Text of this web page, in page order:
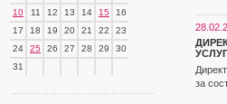
10
11 12 13 14 15
16
17
18 19 20 21 22
23
24
25 26 27 28 29
30
31
за